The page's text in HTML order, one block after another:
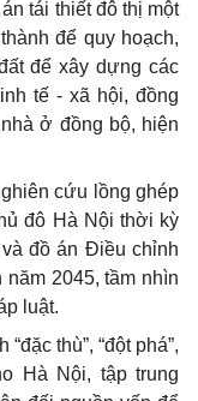
tái thiết đô thị một
để quy hoạch,
để xây dựng các
tế - xã hội, đồng
ở đồng bộ, hiện
cứu lồng ghép
đô Hà Nội thời kỳ
đồ án Điều chỉnh
2045, tầm nhìn
luật.
thù”, “đột phá”,
Hà Nội, tập trung